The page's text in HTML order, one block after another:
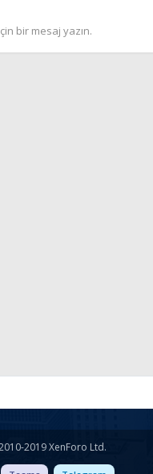
bir mesaj yazın.
2019 XenForo Ltd.